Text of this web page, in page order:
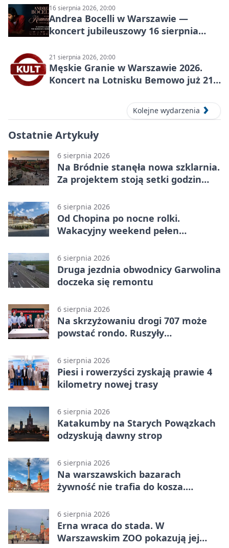
16 sierpnia 2026, 20:00
Andrea Bocelli w Warszawie —
koncert jubileuszowy 16 sierpnia
21 sierpnia 2026, 20:00
Męskie Granie w Warszawie 2026.
Koncert na Lotnisku Bemowo już 21
Kolejne wydarzenia
Ostatnie Artykuły
6 sierpnia 2026
Na Bródnie stanęła nowa szklarnia.
Za projektem stoją setki godzin
6 sierpnia 2026
Od Chopina po nocne rolki.
Wakacyjny weekend pełen
6 sierpnia 2026
Druga jezdnia obwodnicy Garwolina
doczeka się remontu
6 sierpnia 2026
Na skrzyżowaniu drogi 707 może
powstać rondo. Ruszyły
6 sierpnia 2026
Piesi i rowerzyści zyskają prawie 4
kilometry nowej trasy
6 sierpnia 2026
Katakumby na Starych Powązkach
odzyskują dawny strop
6 sierpnia 2026
Na warszawskich bazarach
żywność nie trafia do kosza.
6 sierpnia 2026
Erna wraca do stada. W
Warszawskim ZOO pokazują jej